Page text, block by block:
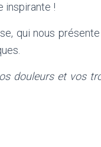
inspirante !
qui nous
douleurs et vos